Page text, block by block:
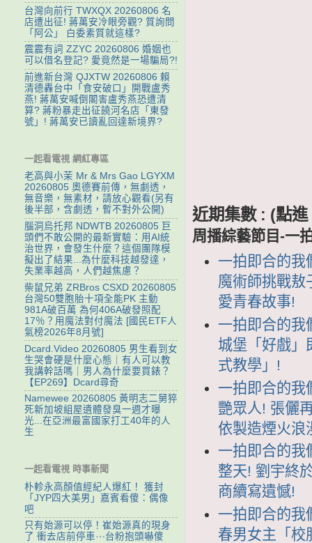
近期集數 : (點
周播綜藝節目-一
一拍即合的我
魔術師挑戰敖
愛青春故事!
一拍即合的我
城堡「好戲」
式教學」!
一拍即合的我
艷眾人! 張儷
依製造煙火浪
一拍即合的我
整天! 劉宇終
商續寫遺憾!
一拍即合的我
春男女主「校
台灣向前行 TWXQX 20260806 名
店遭出征! 蔣萬安冷眼旁觀? 質詢問
「阿公」 白委素質就這樣?
震震有詞 ZZYC 20260806 婚姻也
可以借名登記? 愛竟然是一場騙局?!
前進新台灣 QJXTW 20260806 賴
清德轟台中「食安破口」開戰盧秀
燕! 蔣萬安喊倒閣害盧秀燕恐遭清
算? 蔣粉暴走出征饒河名店「東發
號」! 蔣萬安已讀亂回達新境界?
一起看電視 網紅專區
老高與小茉 Mr & Mrs Gao LGYXM
20260805 奧德賽前傳，無劇透，
無音樂，無素材，請放心觀看(另有
後半部，含劇透，暫不對外公開)
腦洞烏托邦 NDWTB 20260805 巨
頭們不敢公開的最新實驗：用AI統
治世界，會發生什麼？這個團隊模
擬出了結果...為什麼科技越發達，
失業率越高，人們越焦慮？
柴鼠兄弟 ZRBros CSXD 20260805
台灣50雙胞胎十項全能PK 主動
981A破百萬 為何406A破發照配
17％？用魔法對付魔法 [國民ETF人
氣榜2026年8月號]
Dcard.Video 20260805 男生看到女
生哭會硬是什麼心態｜有人可以教
我講幹話嗎｜男人為什麼要買錶？
【EP269】Dcard尋奇
Namewee 20260805 黃明志二舅猝
死新加坡組屋遺體發臭一週才曝
光...在亞洲最富國家打工40年的人
生
一起看電視 時事新聞
朴軫永高顏值經紀人爆紅！ 獲封
「JYP四大美男」嘉賓看傻：偶像
吧
只有始源可以停！崔始源真的現身
了 衝去店前停車⋯台粉抱頭嚇傻